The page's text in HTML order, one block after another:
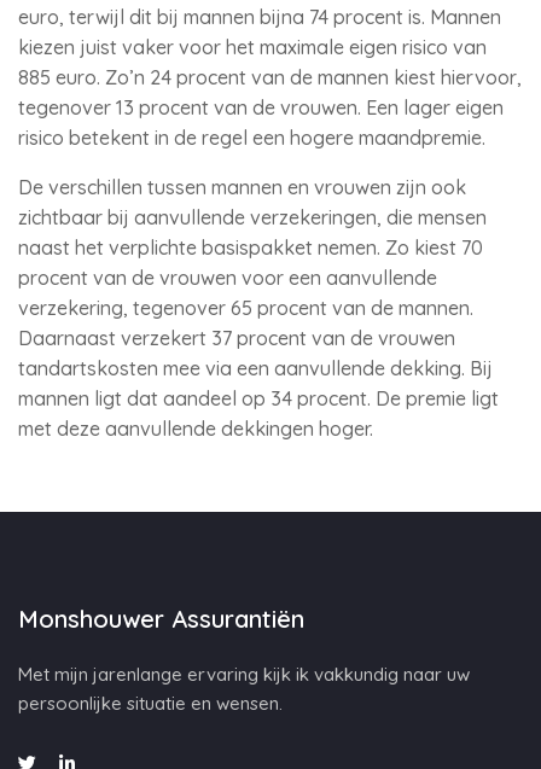
euro, terwijl dit bij mannen bijna 74 procent is. Mannen
kiezen juist vaker voor het maximale eigen risico van
885 euro. Zo’n 24 procent van de mannen kiest hiervoor,
tegenover 13 procent van de vrouwen. Een lager eigen
risico betekent in de regel een hogere maandpremie.
De verschillen tussen mannen en vrouwen zijn ook
zichtbaar bij aanvullende verzekeringen, die mensen
naast het verplichte basispakket nemen. Zo kiest 70
procent van de vrouwen voor een aanvullende
verzekering, tegenover 65 procent van de mannen.
Daarnaast verzekert 37 procent van de vrouwen
tandartskosten mee via een aanvullende dekking. Bij
mannen ligt dat aandeel op 34 procent. De premie ligt
met deze aanvullende dekkingen hoger.
Monshouwer Assurantiën
Met mijn jarenlange ervaring kijk ik vakkundig naar uw
persoonlijke situatie en wensen.